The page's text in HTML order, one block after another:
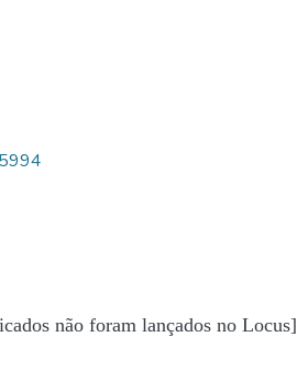
não foram lançados no Locus]